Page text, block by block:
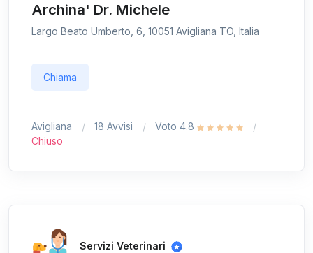
Archina' Dr. Michele
Largo Beato Umberto, 6, 10051 Avigliana TO, Italia
Chiama
Avigliana 18 Avvisi
Voto 4.8
Chiuso
Servizi Veterinari